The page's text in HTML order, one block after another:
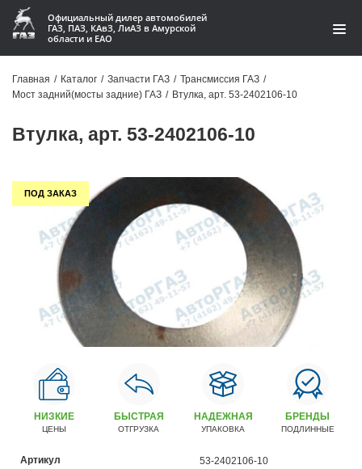
Официальный дилер автомобилей
ГАЗ, ПАЗ, КАвЗ, ЛиАЗ в Амурской
области и ЕАО
О компании
Контакты
Гарантии
Автомобили
Автомобили
+7 (4162) 22-95-09
Запчасти
Главная / Каталог / Запчасти ГАЗ / Трансмиссия ГАЗ /
Мост задний(мосты задние) ГАЗ / Втулка, арт. 53-2402106-10
Втулка, арт. 53-2402106-10
ПОД ЗАКАЗ
НИЗКИЕ
ЦЕНЫ
БЫСТРАЯ
ОТГРУЗКА
НАДЕЖНАЯ
УПАКОВКА
БРЕНДЫ
ПОДЛИННЫЕ
Артикул
53-2402106-10